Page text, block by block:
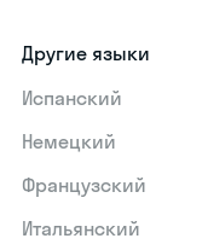
Другие языки
Испанский
Немецкий
Французский
Итальянский